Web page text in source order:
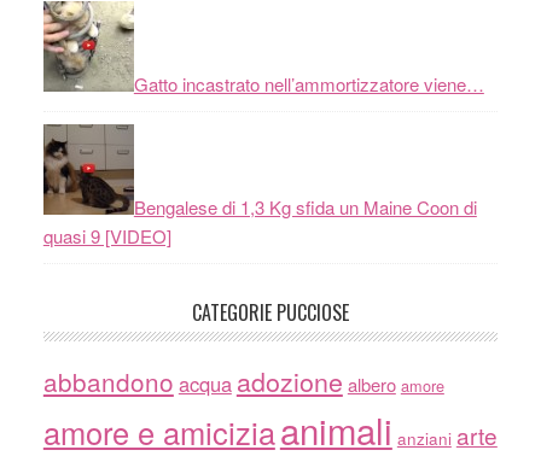
Gatto incastrato nell’ammortizzatore viene…
Bengalese di 1,3 Kg sfida un Maine Coon di
quasi 9 [VIDEO]
CATEGORIE PUCCIOSE
abbandono acqua adozione albero amore
amore e amiciziaanimali anziani arte